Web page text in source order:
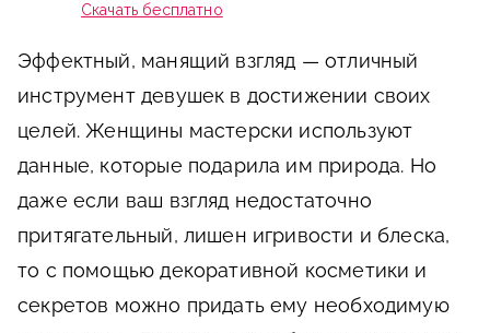
Скачать бесплатно
Эффектный, манящий взгляд — отличный
инструмент девушек в достижении своих
целей. Женщины мастерски используют
данные, которые подарила им природа. Но
даже если ваш взгляд недостаточно
притягательный, лишен игривости и блеска,
то с помощью декоративной косметики и
секретов можно придать ему необходимую